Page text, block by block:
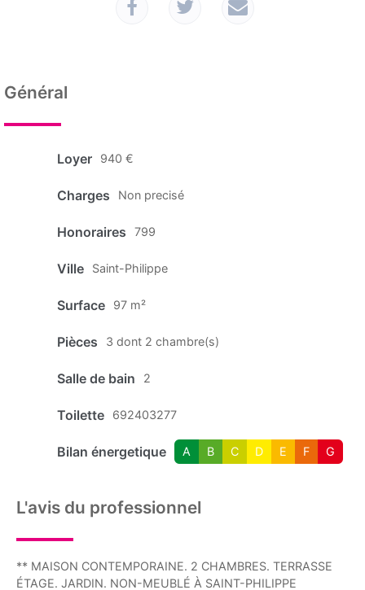
Général
Loyer 940 €
Charges Non precisé
Honoraires 799
Ville Saint-Philippe
Surface 97 m²
Pièces 3 dont 2 chambre(s)
Salle de bain 2
Toilette 692403277
Bilan énergetique A B C D E F G
L'avis du professionnel
** MAISON CONTEMPORAINE. 2 CHAMBRES. TERRASSE
ÉTAGE. JARDIN. NON-MEUBLÉ À SAINT-PHILIPPE